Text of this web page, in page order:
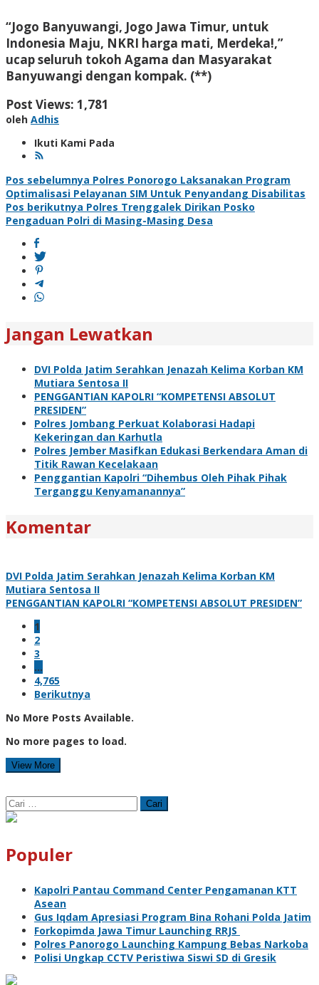
“Jogo Banyuwangi, Jogo Jawa Timur, untuk
Indonesia Maju, NKRI harga mati, Merdeka!,”
ucap seluruh tokoh Agama dan Masyarakat
Banyuwangi dengan kompak. (**)
Post Views: 1,781
oleh Adhis
Ikuti Kami Pada
Navigasi
pos
Pos sebelumnya Polres Ponorogo Laksanakan Program
Optimalisasi Pelayanan SIM Untuk Penyandang Disabilitas
Pos berikutnya Polres Trenggalek Dirikan Posko
Pengaduan Polri di Masing-Masing Desa
Jangan Lewatkan
DVI Polda Jatim Serahkan Jenazah Kelima Korban KM
Mutiara Sentosa II
PENGGANTIAN KAPOLRI “KOMPETENSI ABSOLUT
PRESIDEN”
Polres Jombang Perkuat Kolaborasi Hadapi
Kekeringan dan Karhutla
Polres Jember Masifkan Edukasi Berkendara Aman di
Titik Rawan Kecelakaan
Penggantian Kapolri “Dihembus Oleh Pihak Pihak
Terganggu Kenyamanannya”
Komentar
DVI Polda Jatim Serahkan Jenazah Kelima Korban KM
Mutiara Sentosa II
PENGGANTIAN KAPOLRI “KOMPETENSI ABSOLUT PRESIDEN”
1
2
3
…
4,765
Berikutnya
No More Posts Available.
No more pages to load.
View More
Cari
untuk:
Populer
Kapolri Pantau Command Center Pengamanan KTT
Asean
Gus Iqdam Apresiasi Program Bina Rohani Polda Jatim
Forkopimda Jawa Timur Launching RRJS
Polres Panorogo Launching Kampung Bebas Narkoba
Polisi Ungkap CCTV Peristiwa Siswi SD di Gresik